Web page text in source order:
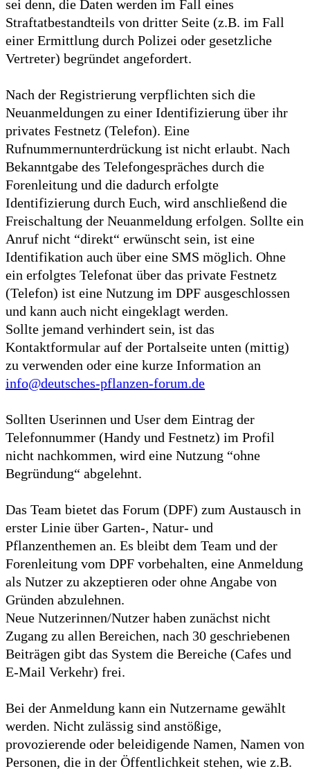
sei denn, die Daten werden im Fall eines
Straftatbestandteils von dritter Seite (z.B. im Fall
einer Ermittlung durch Polizei oder gesetzliche
Vertreter) begründet angefordert.
Nach der Registrierung verpflichten sich die
Neuanmeldungen zu einer Identifizierung über ihr
privates Festnetz (Telefon). Eine
Rufnummernunterdrückung ist nicht erlaubt. Nach
Bekanntgabe des Telefongespräches durch die
Forenleitung und die dadurch erfolgte
Identifizierung durch Euch, wird anschließend die
Freischaltung der Neuanmeldung erfolgen. Sollte ein
Anruf nicht “direkt“ erwünscht sein, ist eine
Identifikation auch über eine SMS möglich. Ohne
ein erfolgtes Telefonat über das private Festnetz
(Telefon) ist eine Nutzung im DPF ausgeschlossen
und kann auch nicht eingeklagt werden.
Sollte jemand verhindert sein, ist das
Kontaktformular auf der Portalseite unten (mittig)
zu verwenden oder eine kurze Information an
info@deutsches-pflanzen-forum.de
Sollten Userinnen und User dem Eintrag der
Telefonnummer (Handy und Festnetz) im Profil
nicht nachkommen, wird eine Nutzung “ohne
Begründung“ abgelehnt.
Das Team bietet das Forum (DPF) zum Austausch in
erster Linie über Garten-, Natur- und
Pflanzenthemen an. Es bleibt dem Team und der
Forenleitung vom DPF vorbehalten, eine Anmeldung
als Nutzer zu akzeptieren oder ohne Angabe von
Gründen abzulehnen.
Neue Nutzerinnen/Nutzer haben zunächst nicht
Zugang zu allen Bereichen, nach 30 geschriebenen
Beiträgen gibt das System die Bereiche (Cafes und
E-Mail Verkehr) frei.
Bei der Anmeldung kann ein Nutzername gewählt
werden. Nicht zulässig sind anstößige,
provozierende oder beleidigende Namen, Namen von
Personen, die in der Öffentlichkeit stehen, wie z.B.